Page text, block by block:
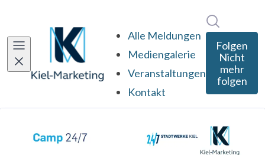
Alle Meldungen
Mediengalerie
Veranstaltungen
Kontakt
Folgen
Nicht
mehr
folgen